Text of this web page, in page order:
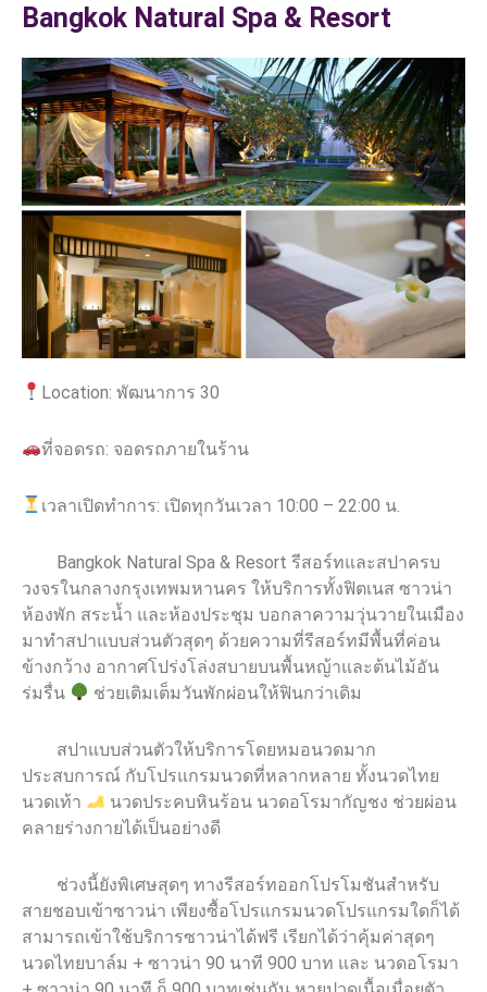
Bangkok Natural Spa & Resort
Location: พัฒนาการ 30
ที่จอดรถ: จอดรถภายในร้าน
เวลาเปิดทำการ: เปิดทุกวันเวลา 10:00 – 22:00 น.
Bangkok Natural Spa & Resort รีสอร์ทและสปาครบ
วงจรในกลางกรุงเทพมหานคร ให้บริการทั้งฟิตเนส ซาวน่า
ห้องพัก สระน้ำ และห้องประชุม บอกลาความวุ่นวายในเมือง
มาทำสปาแบบส่วนตัวสุดๆ ด้วยความที่รีสอร์ทมีพื้นที่ค่อน
ข้างกว้าง อากาศโปร่งโล่งสบายบนพื้นหญ้าและต้นไม้อัน
ร่มรื่น
ช่วยเติมเต็มวันพักผ่อนให้ฟินกว่าเดิม
สปาแบบส่วนตัวให้บริการโดยหมอนวดมาก
ประสบการณ์ กับโปรแกรมนวดที่หลากหลาย ทั้งนวดไทย
นวดเท้า
นวดประคบหินร้อน นวดอโรมากัญชง ช่วยผ่อน
คลายร่างกายได้เป็นอย่างดี
ช่วงนี้ยังพิเศษสุดๆ ทางรีสอร์ทออกโปรโมชันสำหรับ
สายชอบเข้าซาวน่า เพียงซื้อโปรแกรมนวดโปรแกรมใดก็ได้
สามารถเข้าใช้บริการซาวน่าได้ฟรี เรียกได้ว่าคุ้มค่าสุดๆ
นวดไทยบาล์ม + ซาวน่า 90 นาที 900 บาท และ นวดอโรมา